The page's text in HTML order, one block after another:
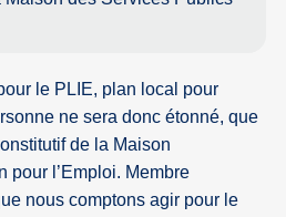
le PLIE, plan local pour
ne sera donc étonné, que
de la Maison
pour l’Emploi. Membre
nous comptons agir pour le